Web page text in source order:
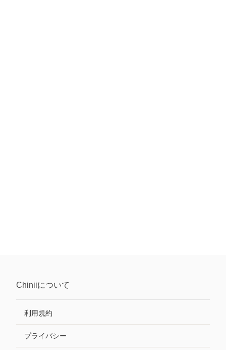
Chiniiについて
利用規約
プライバシー